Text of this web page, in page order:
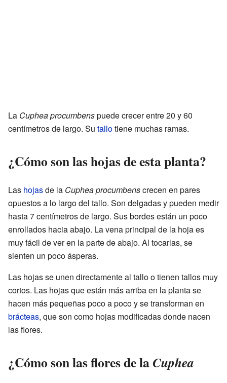
La Cuphea procumbenspuede crecer entre 20 y 60
centímetros de largo. Su tallotiene muchas ramas.
¿Cómo son las hojas de esta planta?
Las hojasde la Cuphea procumbenscrecen en pares
opuestos a lo largo del tallo. Son delgadas y pueden medir
hasta 7 centímetros de largo. Sus bordes están un poco
enrollados hacia abajo. La vena principal de la hoja es
muy fácil de ver en la parte de abajo. Al tocarlas, se
sienten un poco ásperas.
Las hojas se unen directamente al tallo o tienen tallos muy
cortos. Las hojas que están más arriba en la planta se
hacen más pequeñas poco a poco y se transforman en
brácteas, que son como hojas modificadas donde nacen
las flores.
¿Cómo son las flores de laCuphea